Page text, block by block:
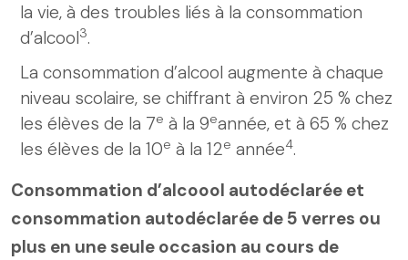
la vie, à des troubles liés à la consommation
d’alcool3.
La consommation d’alcool augmente à chaque
niveau scolaire, se chiffrant à environ 25 % chez
les élèves de la 7e à la 9eannée, et à 65 % chez
les élèves de la 10e à la 12e année4.
Consommation d’alcoool autodéclarée et
consommation autodéclarée de 5 verres ou
plus en une seule occasion au cours de